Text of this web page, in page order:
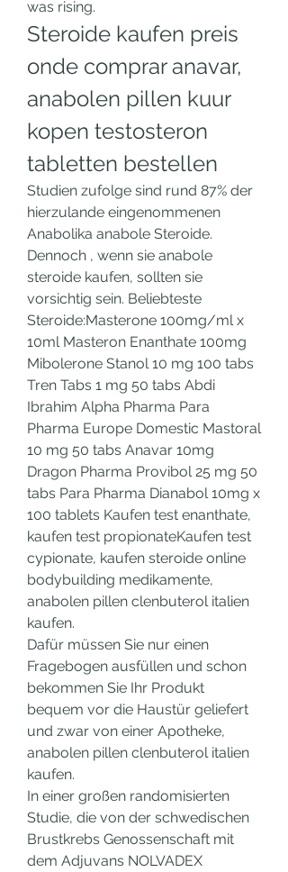
was rising.
Steroide kaufen preis
onde comprar anavar,
anabolen pillen kuur
kopen testosteron
tabletten bestellen
Studien zufolge sind rund 87% der
hierzulande eingenommenen
Anabolika anabole Steroide.
Dennoch , wenn sie anabole
steroide kaufen, sollten sie
vorsichtig sein. Beliebteste
Steroide:Masterone 100mg/ml x
10ml Masteron Enanthate 100mg
Mibolerone Stanol 10 mg 100 tabs
Tren Tabs 1 mg 50 tabs Abdi
Ibrahim Alpha Pharma Para
Pharma Europe Domestic Mastoral
10 mg 50 tabs Anavar 10mg
Dragon Pharma Provibol 25 mg 50
tabs Para Pharma Dianabol 10mg x
100 tablets Kaufen test enanthate,
kaufen test propionateKaufen test
cypionate, kaufen steroide online
bodybuilding medikamente,
anabolen pillen clenbuterol italien
kaufen.
Dafür müssen Sie nur einen
Fragebogen ausfüllen und schon
bekommen Sie Ihr Produkt
bequem vor die Haustür geliefert
und zwar von einer Apotheke,
anabolen pillen clenbuterol italien
kaufen.
In einer großen randomisierten
Studie, die von der schwedischen
Brustkrebs Genossenschaft mit
dem Adjuvans NOLVADEX